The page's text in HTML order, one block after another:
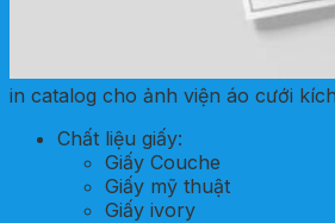
in catalog cho ảnh viện áo cưới
Chất liệu giấy:
Giấy Couche
Giấy mỹ thuật
Giấy ivory